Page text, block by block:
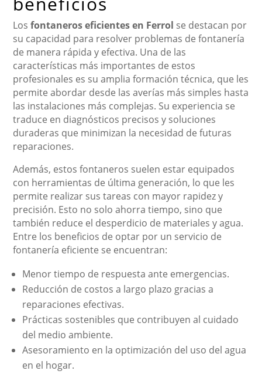
Losfontaneros eficientes en Ferrol se destacan por
su capacidad para resolver problemas de fontanería
de manera rápida y efectiva. Una de las
características más importantes de estos
profesionales es su amplia formación técnica, que les
permite abordar desde las averías más simples hasta
las instalaciones más complejas. Su experiencia se
traduce en diagnósticos precisos y soluciones
duraderas que minimizan la necesidad de futuras
reparaciones.
Además, estos fontaneros suelen estar equipados
con herramientas de última generación, lo que les
permite realizar sus tareas con mayor rapidez y
precisión. Esto no solo ahorra tiempo, sino que
también reduce el desperdicio de materiales y agua.
Entre los beneficios de optar por un servicio de
fontanería eficiente se encuentran:
Menor tiempo de respuesta ante emergencias.
Reducción de costos a largo plazo gracias a
reparaciones efectivas.
Prácticas sostenibles que contribuyen al cuidado
del medio ambiente.
Asesoramiento en la optimización del uso del agua
en el hogar.